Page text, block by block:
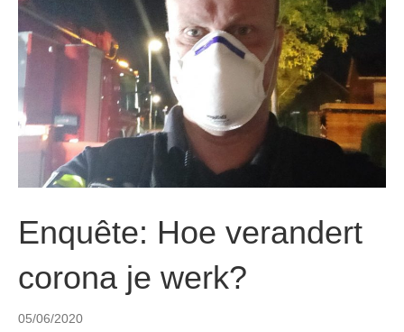
n
Enquête: Hoe verandert
corona je werk?
05/06/2020